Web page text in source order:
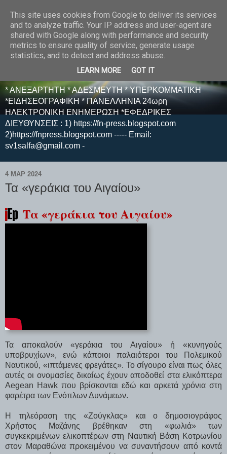
E F E N P R E S S -
ΗΛΕΚΤΡΟΝΙΚΗ
ΕΦΗΜΕΡΙΔΑ
* ΑΝΕΞΑΡΤΗΤΗ * ΑΔΕΣΜΕΥΤΗ * ΥΠΕΡΚΟΜΜΑΤΙΚΗ
*ΕΙΔΗΣΕΟΓΡΑΦΙΚΗ * ΠΑΝΕΛΛΗΝΙΑ 24ωρη
ΗΛΕΚΤΡΟΝΙΚΗ ΕΝΗΜΕΡΩΣΗ *ΕΦΕΔΡΙΚΕΣ
ΔΙΕΥΘΥΝΣΕΙΣ : 1) https://fn-press.blogspot.com
2)https://fnpress.blogspot.com ----- Email:
sv1salfa@gmail.com -
4 ΜΑΡ 2024
Τα «γεράκια του Αιγαίου»
Τα «γεράκια του Αιγαίου»
Τα αποκαλούν «γεράκια του Αιγαίου» ή «κυνηγούς
υποβρυχίων», ενώ κάποιοι παλαιότεροι του Πολεμικού
Ναυτικού, «ιπτάμενες φρεγάτες». Το σίγουρο είναι πως όλες
αυτές οι ονομασίες δικαίως έχουν αποδοθεί στα ελικόπτερα
Aegean Hawk που βρίσκονται εδώ και αρκετά χρόνια στη
φαρέτρα των Ενόπλων Δυνάμεων.
Η τηλεόραση της «Ζούγκλας» και ο δημοσιογράφος
Χρήστος Μαζάνης βρέθηκαν στη «φωλιά» των
συγκεκριμένων ελικοπτέρων στη Ναυτική Βάση Κοτρωνίου
στον Μαραθώνα προκειμένου να συναντήσουν από κοντά
This site uses cookies from Google to deliver its services
and to analyze traffic. Your IP address and user-agent are
shared with Google along with performance and security
metrics to ensure quality of service, generate usage
statistics, and to detect and address abuse.
LEARN MORE GOT IT